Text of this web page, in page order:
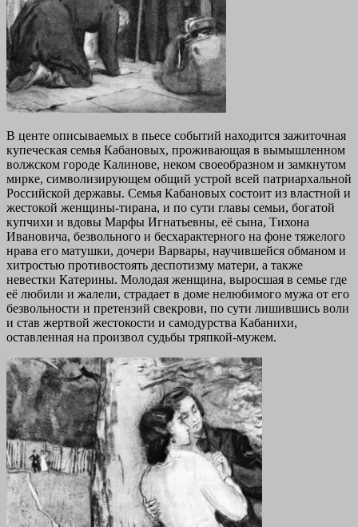
В центе описываемых в пьесе событий находится зажиточная
купеческая семья Кабановых, проживающая в вымышленном
волжском городе Калинове, неком своеобразном и замкнутом
мирке, символизирующем общий устрой всей патриархальной
Российской державы. Семья Кабановых состоит из властной и
жестокой женщины-тирана, и по сути главы семьи, богатой
купчихи и вдовы Марфы Игнатьевны, её сына, Тихона
Ивановича, безвольного и бесхарактерного на фоне тяжелого
нрава его матушки, дочери Варвары, научившейся обманом и
хитростью противостоять деспотизму матери, а также
невестки Катерины. Молодая женщина, выросшая в семье где
её любили и жалели, страдает в доме нелюбимого мужа от его
безвольности и претензий свекрови, по сути лишившись воли
и став жертвой жестокости и самодурства Кабанихи,
оставленная на произвол судьбы тряпкой-мужем.